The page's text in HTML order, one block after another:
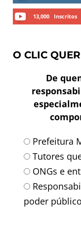
13,000 Inscritos
O CLIC
De
Prefeitura
Tutores
ONGs e
poder